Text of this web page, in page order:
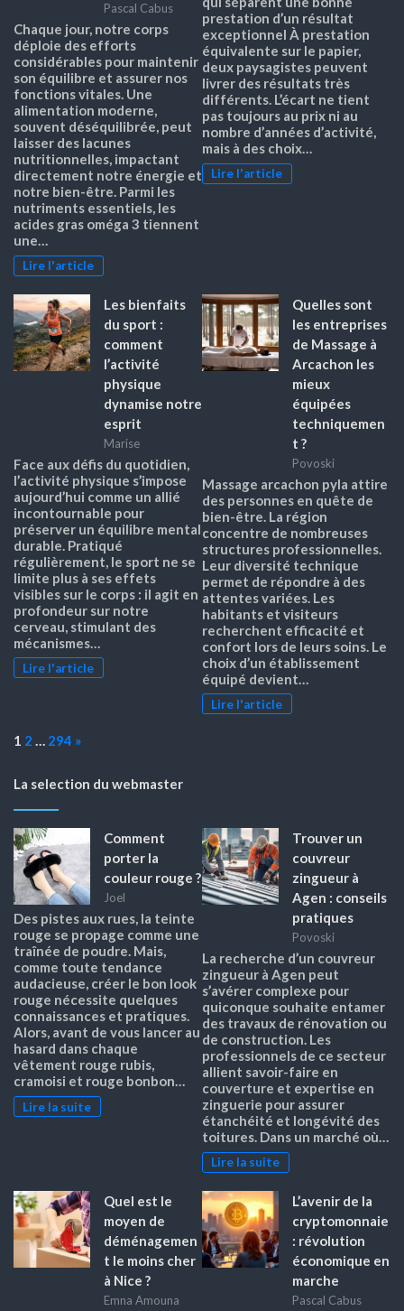
Pascal Cabus
Chaque jour, notre corps
déploie des efforts
considérables pour maintenir
son équilibre et assurer nos
fonctions vitales. Une
alimentation moderne,
souvent déséquilibrée, peut
laisser des lacunes
nutritionnelles, impactant
directement notre énergie et
notre bien-être. Parmi les
nutriments essentiels, les
acides gras oméga 3 tiennent
une…
Lire l'article
prestation d’un résultat
exceptionnel À prestation
équivalente sur le papier,
deux paysagistes peuvent
livrer des résultats très
différents. L’écart ne tient
pas toujours au prix ni au
nombre d’années d’activité,
mais à des choix…
Lire l'article
Les bienfaits
du sport :
comment
l’activité
physique
dynamise notre
esprit
Marise
Face aux défis du quotidien,
l’activité physique s’impose
aujourd’hui comme un allié
incontournable pour
préserver un équilibre mental
durable. Pratiqué
régulièrement, le sport ne se
limite plus à ses effets
visibles sur le corps : il agit en
profondeur sur notre
cerveau, stimulant des
mécanismes…
Lire l'article
Quelles sont
les entreprises
de Massage à
Arcachon les
mieux
équipées
techniquemen
t ?
Povoski
Massage arcachon pyla attire
des personnes en quête de
bien-être. La région
concentre de nombreuses
structures professionnelles.
Leur diversité technique
permet de répondre à des
attentes variées. Les
habitants et visiteurs
recherchent efficacité et
confort lors de leurs soins. Le
choix d’un établissement
équipé devient…
Lire l'article
Page:
1 2 … 294 Next
»
La selection du webmaster
Comment
porter la
couleur rouge ?
Joel
Des pistes aux rues, la teinte
rouge se propage comme une
traînée de poudre. Mais,
comme toute tendance
audacieuse, créer le bon look
rouge nécessite quelques
connaissances et pratiques.
Alors, avant de vous lancer au
hasard dans chaque
vêtement rouge rubis,
cramoisi et rouge bonbon…
Lire la suite
Trouver un
couvreur
zingueur à
Agen : conseils
pratiques
Povoski
La recherche d’un couvreur
zingueur à Agen peut
s’avérer complexe pour
quiconque souhaite entamer
des travaux de rénovation ou
de construction. Les
professionnels de ce secteur
allient savoir-faire en
couverture et expertise en
zinguerie pour assurer
étanchéité et longévité des
toitures. Dans un marché où…
Lire la suite
Quel est le
moyen de
déménagemen
t le moins cher
à Nice ?
Emna Amouna
L’avenir de la
cryptomonnaie
: révolution
économique en
marche
Pascal Cabus